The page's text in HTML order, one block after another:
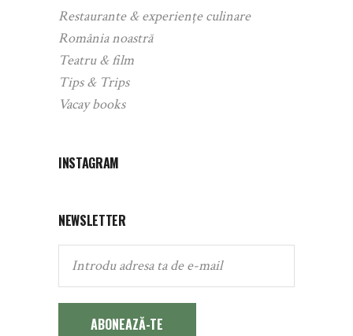
Restaurante & experiențe culinare
România noastră
Teatru & film
Tips & Trips
Vacay books
INSTAGRAM
NEWSLETTER
ABONEAZĂ-TE